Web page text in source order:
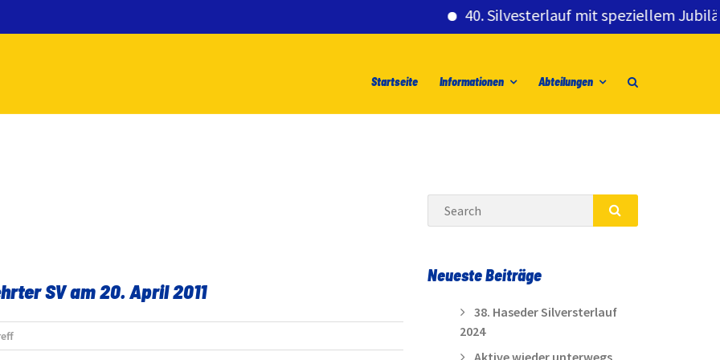
40. Silvesterlauf mit speziellem
Startseite Informationen Abteilungen
SV am 20. April 2011
Search
SEARCH
Neueste Beiträge
38. Haseder Silversterlauf
2024
Aktive wieder unterwegs